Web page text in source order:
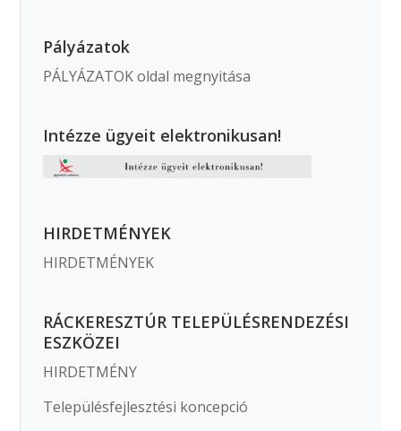
Pályázatok
PÁLYÁZATOK oldal megnyitása
Intézze ügyeit elektronikusan!
HIRDETMÉNYEK
HIRDETMÉNYEK
RÁCKERESZTÚR TELEPÜLÉSRENDEZÉSI
ESZKÖZEI
HIRDETMÉNY
Településfejlesztési koncepció